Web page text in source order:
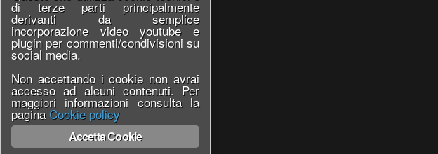
di terze parti principalmente
derivanti da semplice
incorporazione video youtube e
plugin per commenti/condivisioni su
social media.
Non accettando i cookie non avrai
accesso ad alcuni contenuti. Per
maggiori informazioni consulta la
paginaCookie policy
Accetta Cookie